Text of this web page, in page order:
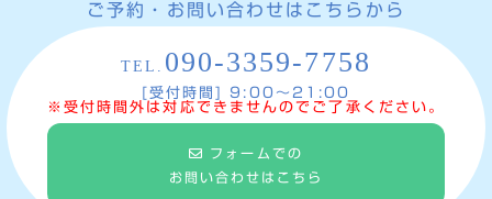
ご予約・お問い合わせはこちらから
TEL. 090-3359-7758
[受付時間] 9:00〜21:00
※受付時間外は対応できませんのでご了承ください。
フォームでの
お問い合わせはこちら